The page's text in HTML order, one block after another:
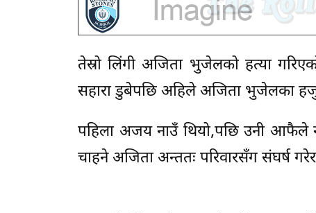
तेस्रो लिंगी अजिता भुजेलको हत्या
सहारा डुबेपछि अहिले अजिता भुजेलका
पहिला अजय नाउँ थियो,पछि उनी आफैले
चाहने अजिता अन्ततः परिवारसँग संघर्ष